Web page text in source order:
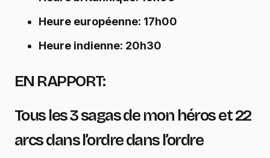
Heure européenne: 17h00
Heure indienne: 20h30
EN RAPPORT:
Tous les 3 sagas de mon héros et 22
arcs dans l’ordre dans l’ordre